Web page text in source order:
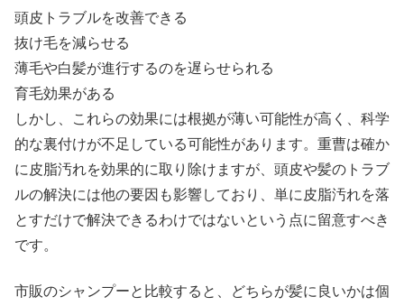
頭皮トラブルを改善できる
抜け毛を減らせる
薄毛や白髪が進行するのを遅らせられる
育毛効果がある
しかし、これらの効果には根拠が薄い可能性が高く、科学
的な裏付けが不足している可能性があります。重曹は確か
に皮脂汚れを効果的に取り除けますが、頭皮や髪のトラブ
ルの解決には他の要因も影響しており、単に皮脂汚れを落
とすだけで解決できるわけではないという点に留意すべき
です。
市販のシャンプーと比較すると、どちらが髪に良いかは個